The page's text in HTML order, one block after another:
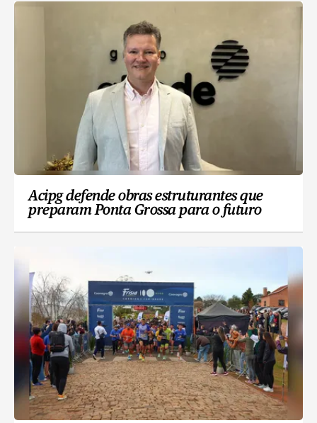
Acipg defende obras estruturantes que
preparam Ponta Grossa para o futuro